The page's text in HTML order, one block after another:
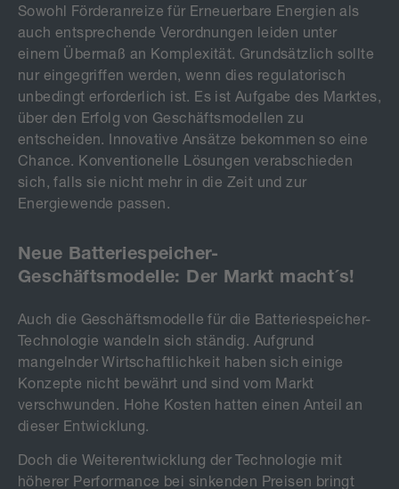
Sowohl Förderanreize für Erneuerbare Energien als
auch entsprechende Verordnungen leiden unter
einem Übermaß an Komplexität. Grundsätzlich sollte
nur eingegriffen werden, wenn dies regulatorisch
unbedingt erforderlich ist. Es ist Aufgabe des Marktes,
über den Erfolg von Geschäftsmodellen zu
entscheiden. Innovative Ansätze bekommen so eine
Chance. Konventionelle Lösungen verabschieden
sich, falls sie nicht mehr in die Zeit und zur
Energiewende passen.
Neue Batteriespeicher-
Geschäftsmodelle: Der Markt macht´s!
Auch die Geschäftsmodelle für die Batteriespeicher-
Technologie wandeln sich ständig. Aufgrund
mangelnder Wirtschaftlichkeit haben sich einige
Konzepte nicht bewährt und sind vom Markt
verschwunden. Hohe Kosten hatten einen Anteil an
dieser Entwicklung.
Doch die Weiterentwicklung der Technologie mit
höherer Performance bei sinkenden Preisen bringt